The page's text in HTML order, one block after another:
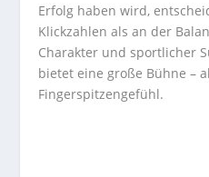
Erfolg haben wird,
Klickzahlen als an der
Charakter und sportlicher
bietet eine große Bühne –
Fingerspitzengefühl.